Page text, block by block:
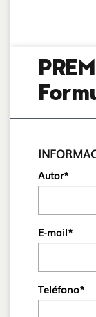
Autor*
E-mail*
Teléfono*